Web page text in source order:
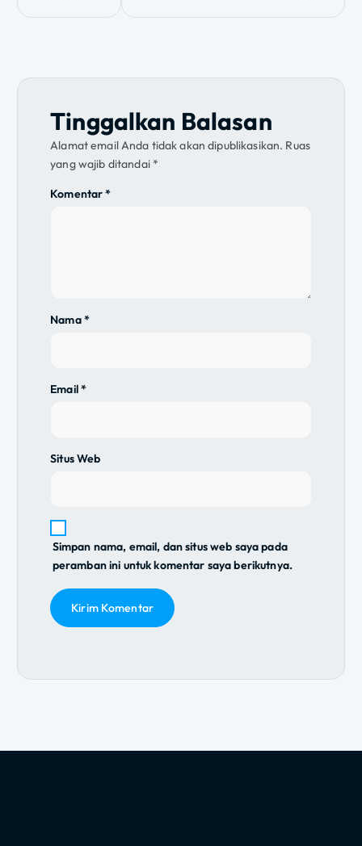
a
Tinggalkan Balasan
Alamat email Anda tidak akan dipublikasikan. Ruas
yang wajib ditandai *
Komentar*
Nama*
Email*
Situs Web
Simpan nama, email, dan situs web saya pada
peramban ini untuk komentar saya berikutnya.